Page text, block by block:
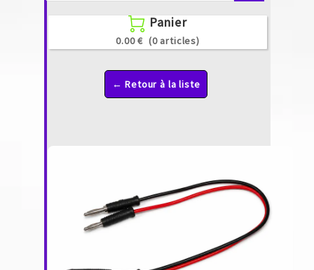
 Panier
0.00 € (0 articles)
← Retour à la liste